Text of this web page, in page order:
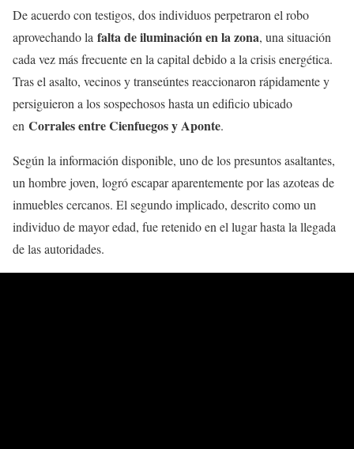
De acuerdo con testigos, dos individuos perpetraron el robo
aprovechando la falta de iluminación en la zona, una situación
cada vez más frecuente en la capital debido a la crisis energética.
Tras el asalto, vecinos y transeúntes reaccionaron rápidamente y
persiguieron a los sospechosos hasta un edificio ubicado
en Corrales entre Cienfuegos y Aponte.
Según la información disponible, uno de los presuntos asaltantes,
un hombre joven, logró escapar aparentemente por las azoteas de
inmuebles cercanos. El segundo implicado, descrito como un
individuo de mayor edad, fue retenido en el lugar hasta la llegada
de las autoridades.